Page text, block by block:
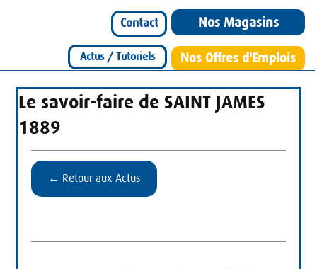
Nos Magasins
Actus / Tutoriels Nos Offres d'Emplois
Contact
Le savoir-faire de SAINT JAMES
1889
← Retour aux Actus